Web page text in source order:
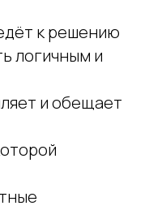
к решению
логичным и
и обещает